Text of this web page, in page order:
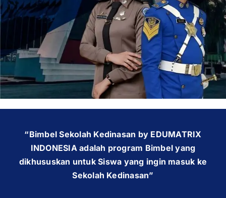
OUR PROGRAM
REGISTRATION
CONTACT US
“Bimbel Sekolah Kedinasan by EDUMATRIX
INDONESIA adalah program Bimbel yang
dikhususkan untuk Siswa yang ingin masuk ke
Sekolah Kedinasan”